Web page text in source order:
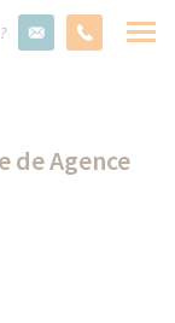
Agence